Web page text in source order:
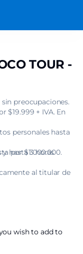
TOUR -
preocupaciones.
$19.999 + IVA. En
personales hasta
por $1.000.000.
y hasta 3 horas
al titular de
wish to add to